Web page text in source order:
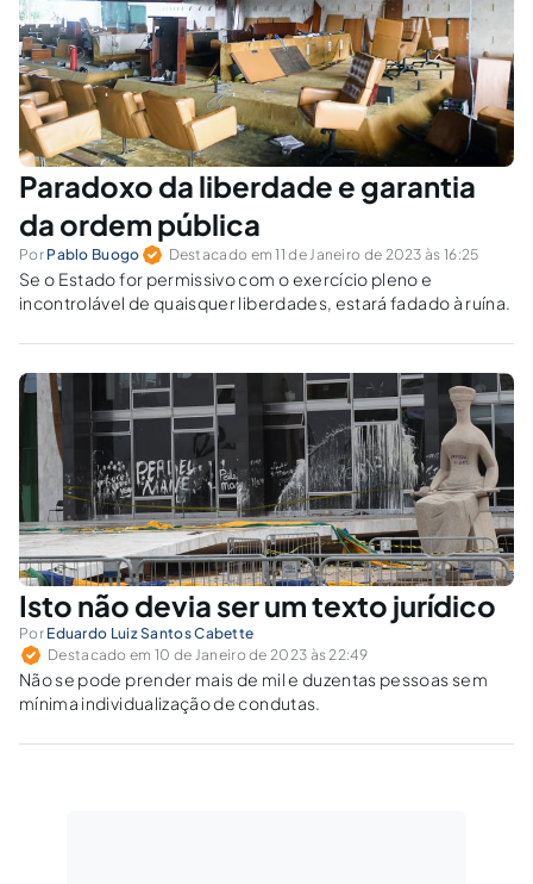
Paradoxo da liberdade e garantia
da ordem pública
Por Pablo Buogo Destacado em 11 de Janeiro de 2023 às 16:25
Se o Estado for permissivo com o exercício pleno e
incontrolável de quaisquer liberdades, estará fadado à ruína.
Isto não devia ser um texto jurídico
Por Eduardo Luiz Santos Cabette
Destacado em 10 de Janeiro de 2023 às 22:49
Não se pode prender mais de mil e duzentas pessoas sem
mínima individualização de condutas.